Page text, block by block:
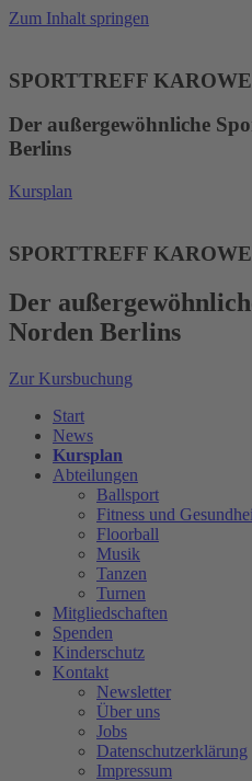
Zum Inhalt springen
SPORTTREFF
Der außergewöhnliche
Berlins
Kursplan
SPORTTREFF
Der
Norden Berlins
Zur Kursbuchung
Start
News
Kursplan
Abteilungen
Ballsport
Fitness und
Floorball
Musik
Tanzen
Turnen
Mitgliedschaften
Spenden
Kinderschutz
Kontakt
Newsletter
Über uns
Jobs
Datenschutzerklärung
Impressum